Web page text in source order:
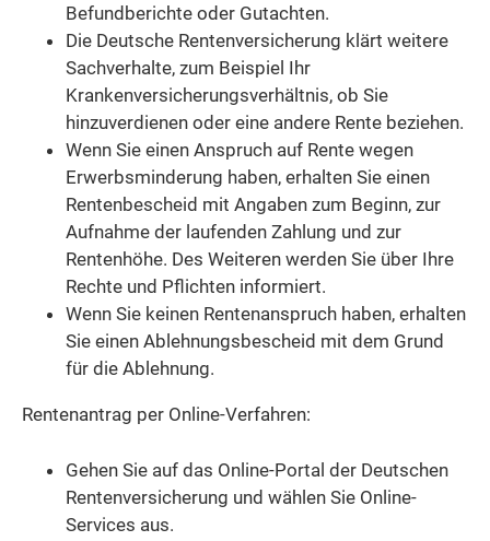
Befundberichte oder Gutachten.
Die Deutsche Rentenversicherung klärt weitere
Sachverhalte, zum Beispiel Ihr
Krankenversicherungsverhältnis, ob Sie
hinzuverdienen oder eine andere Rente beziehen.
Wenn Sie einen Anspruch auf Rente wegen
Erwerbsminderung haben, erhalten Sie einen
Rentenbescheid mit Angaben zum Beginn, zur
Aufnahme der laufenden Zahlung und zur
Rentenhöhe. Des Weiteren werden Sie über Ihre
Rechte und Pflichten informiert.
Wenn Sie keinen Rentenanspruch haben, erhalten
Sie einen Ablehnungsbescheid mit dem Grund
für die Ablehnung.
Rentenantrag per Online-Verfahren:
Gehen Sie auf das Online-Portal der Deutschen
Rentenversicherung und wählen Sie Online-
Services aus.